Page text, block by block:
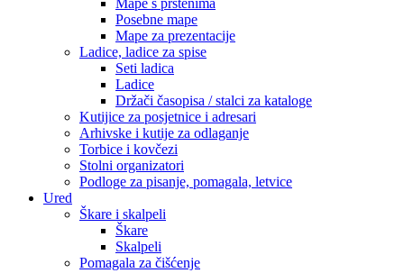
Posebne mape
Mape za prezentacije
Ladice, ladice za spise
Seti ladica
Ladice
Držači časopisa / stalci za kataloge
Kutijice za posjetnice i adresari
Arhivske i kutije za odlaganje
Torbice i kovčezi
Stolni organizatori
Podloge za pisanje, pomagala, letvice
Ured
Škare i skalpeli
Škare
Skalpeli
Pomagala za čišćenje